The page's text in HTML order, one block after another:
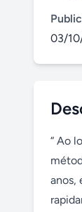
03/
“ Ao
anos,